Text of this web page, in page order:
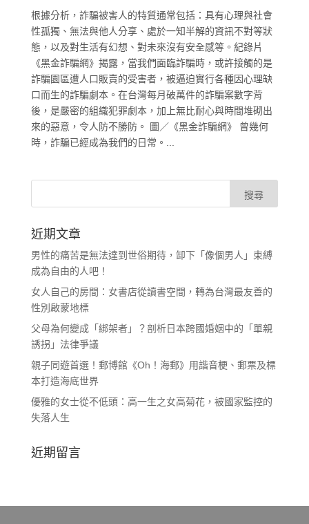
根據分析，詐騙被害人的特質通常包括：具有心理與社會
性孤獨、無法與他人分享、處於一知半解的資訊不對等狀
態，以及對生活有幻想、對未來沒有安全感等。紀錄片
《黑金詐騙網》揭露，當我們面臨詐騙時，或許接觸的是
詐騙園區遭人口販賣的受害者，被逼迫實行各種因心理缺
口而生的詐騙劇本。在台灣每月破萬件的詐騙案數字背
後，是嚴密的組織犯罪劇本，加上無比耐心與時間堆砌出
來的惡意，令人防不勝防。 圖／《黑金詐騙網》 曾幾何
時，詐騙已經成為我們的日常。...
近期文章
男性的痛苦是無法達到世俗期待，卸下「像個男人」束縛
成為自由的人吧！
女人自己的房間：女書店從讀書空間，轉為台灣最友善的
性別啟蒙地標
父母為何變成「綁架者」？剖析日本跨國婚姻中的「單親
誘拐」法律爭議
親子同遊首選！郵博館《Oh！海郵》用諧音梗、郵票及標
本打造海底世界
優雅的女士從不低頭：高一生之女高菊花，被國家監控的
失落人生
近期留言